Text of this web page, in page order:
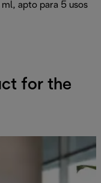
apto para 5 usos
for the